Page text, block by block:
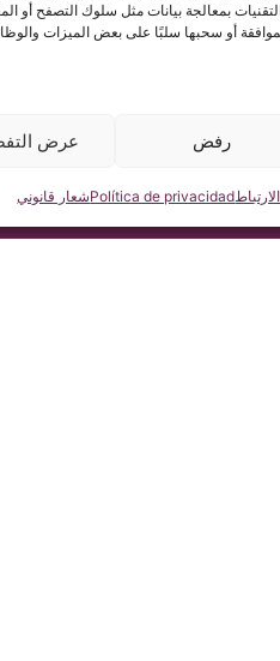
بمعالجة بيانات مثل سلوك التصفح أو
أو سحبها سلبًا على بعض الميزات
رفض عرض
Política de privacidadشعار قانوني